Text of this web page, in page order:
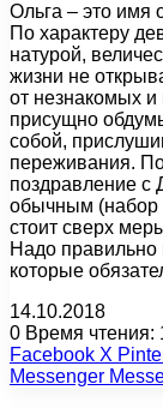
Ольга – это имя
По характеру
натурой,
жизни не
от незнакомых
присущно
собой,
переживания.
поздравление
обычным (набор
стоит сверх
Надо правильно
которые
14.10.2018
0 Время чтения:
Facebook X
Messenger